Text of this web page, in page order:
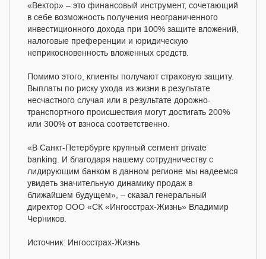
«Вектор» – это финансовый инструмент, сочетающий
в себе возможность получения неограниченного
инвестиционного дохода при 100% защите вложений,
налоговые преференции и юридическую
неприкосновенность вложенных средств.
Помимо этого, клиенты получают страховую защиту.
Выплаты по риску ухода из жизни в результате
несчастного случая или в результате дорожно-
транспортного происшествия могут достигать 200%
или 300% от взноса соответственно.
«В Санкт-Петербурге крупный сегмент private
banking. И благодаря нашему сотрудничеству с
лидирующим банком в данном регионе мы надеемся
увидеть значительную динамику продаж в
ближайшем будущем», – сказал генеральный
директор ООО «СК «Ингосстрах-Жизнь» Владимир
Черников.
Источник: Ингосстрах-Жизнь